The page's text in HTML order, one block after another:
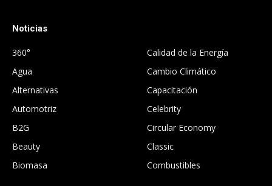
Noticias
360°
Agua
Alternativas
Automotriz
B2G
Beauty
Biomasa
Calidad de la Energía
Cambio Climático
Capacitación
Celebrity
Circular Economy
Classic
Combustibles